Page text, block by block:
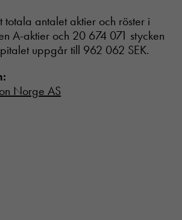
antalet aktier och röster i
A-aktier och 20 674 071 stycken
uppgår till 962 062 SEK.
Norge AS